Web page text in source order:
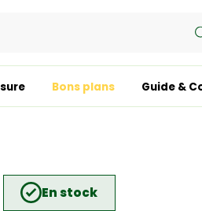
Bons plans Guide &
En stock